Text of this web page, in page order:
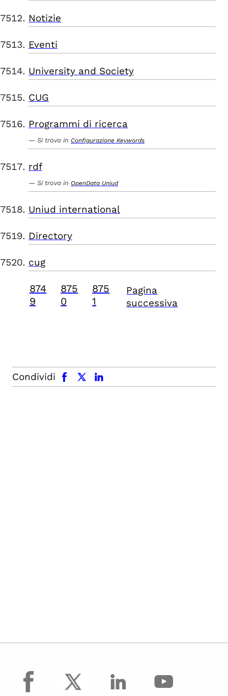
Notizie
Eventi
University and Society
CUG
Programmi di ricerca
Si trova in Configurazione Keywords
rdf
Si trova in OpenData Uniud
Uniud international
Directory
cug
874
9
875
0
875
1
Pagina
successiva
Condividi
facebook x.com linkedin
facebook